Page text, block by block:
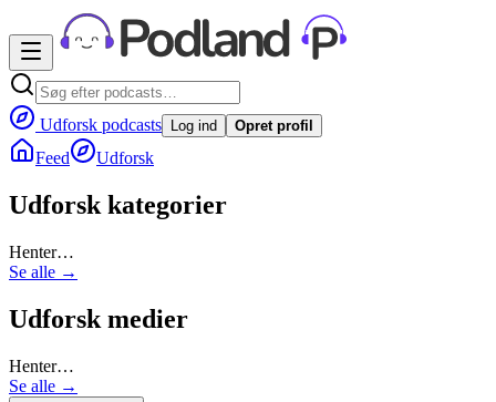
Udforsk podcasts Log ind Opret profil
Feed Udforsk
Udforsk kategorier
Henter…
Se alle →
Udforsk medier
Henter…
Se alle →